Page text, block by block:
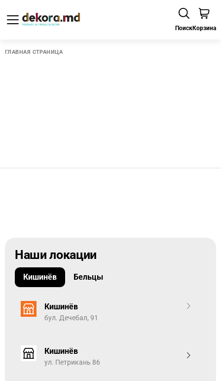
ПоискКорзина
ГЛАВНАЯ СТРАНИЦА
Наши локации
Кишинёв Бельцы
Кишинёв
бул. Дечебал, 91
Кишинёв
ул. Петрикань 86